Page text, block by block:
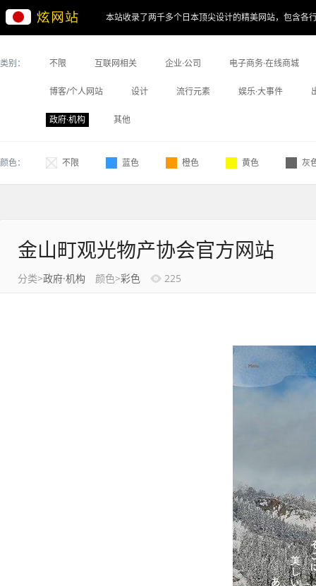
本站收录了两千多个日本顶尖设计的精美网站，包含各
类别： 不限 互联网相关 企业·公司 电子商务·在线商城
博客/个人网站 设计 流行元素 娱乐·大事件
政府·机构 其他
颜色： 不限 蓝色 橙色 黄色 灰
金山町观光物产协会官方网站
分类>政府·机构 颜色>彩色 225